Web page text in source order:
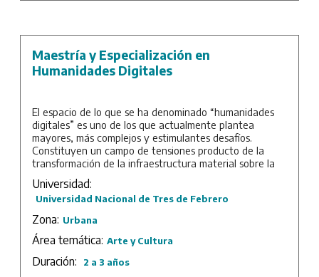
Duración: 2 años de cursada más trabajo final.
Maestría y Especialización en
Humanidades Digitales
El espacio de lo que se ha denominado “humanidades
digitales” es uno de los que actualmente plantea
mayores, más complejos y estimulantes desafíos.
Constituyen un campo de tensiones producto de la
transformación de la infraestructura material sobre la
que se desarrollan las actividades y trayectorias
académicas.
funda en la Argentina un espacio para interrogar la
utilidad, el significado y los usos de los saberes
históricamente postulados como “humanísticos” y las
condiciones materiales de existencia de dichos saberes
Universidad:
Universidad Nacional de Tres de Febrero
Zona: Urbana
Área temática: Arte y Cultura
Duración: 2 a 3 años